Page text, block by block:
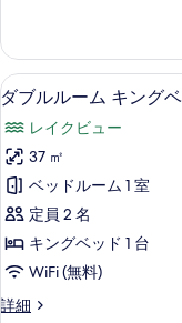
ュ
ー
の
す
べ
て
の
写
真
を
ー
ム
レ
イ
ク
ビ
ュ
ー
の
詳
細
ダ
ブ
ル
ル
ー
ム
キ
グ
12
ダブルルーム キング
レイクビュー
37 ㎡
ベッドルーム 1 室
定員 2 名
キングベッド 1 台
WiFi (無料)
詳細
ダ